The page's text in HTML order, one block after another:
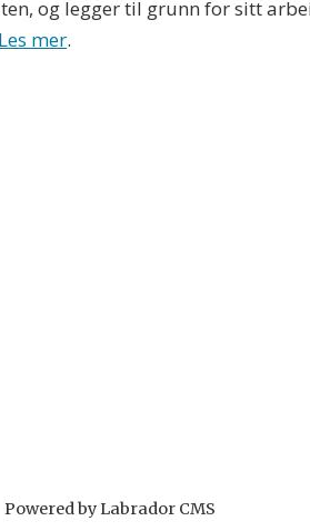
og legger til grunn for sitt
Les mer.
Powered by Labrador CMS